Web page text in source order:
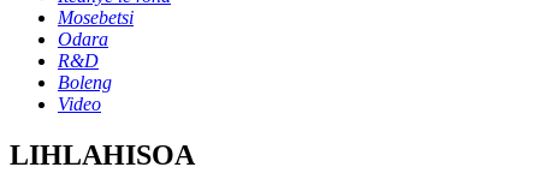
Mosebetsi
Odara
R&D
Boleng
Video
LIHLAHISOA